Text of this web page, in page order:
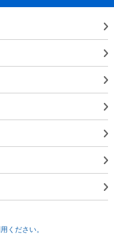
ください。